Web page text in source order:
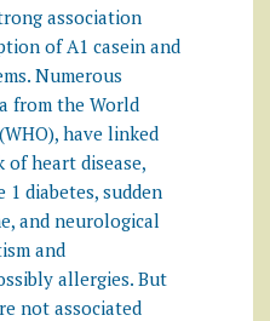
association
of A1 casein and
Numerous
from the World
have linked
of heart disease,
diabetes, sudden
and neurological
and
allergies. But
not associated